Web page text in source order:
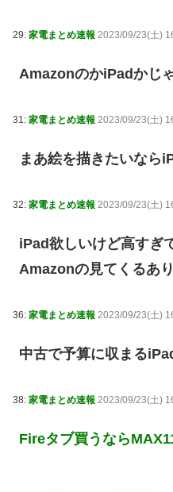
29: 家電まとめ速報 2023/09/23(土)
AmazonのかiPadかじ
31: 家電まとめ速報 2023/09/23(土)
まあ絵を描きたいなら
32: 家電まとめ速報 2023/09/23(土)
iPad欲しいけど高すぎ
Amazonの見てくるあ
36: 家電まとめ速報 2023/09/23(土)
中古で予算に収まる
38: 家電まとめ速報 2023/09/23(土)
Fireタブ買うなら